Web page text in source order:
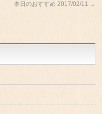
本日のおすすめ 2017/02/11 →